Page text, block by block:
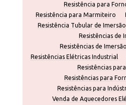
Resistência para
Resistência para Marmiteiro
Resistência Tubular de Imersão
Resistências de
Resistências de
Resistências Elétricas Industrial
Resistências
Resistências para
Resistências para
Venda de Aquecedores